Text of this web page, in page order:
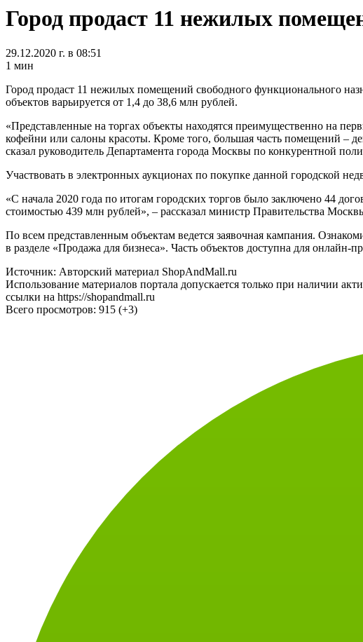
Город продаст 11 нежилых
29.12.2020 г. в 08:51
Город продаст 11 нежилых помещений свободного функционального
«Представленные на торгах объекты находятся преимущественно на
кофейни или салоны красоты. Кроме того, большая часть помещений –
«С начала 2020 года по итогам городских торгов было заключено 44
По всем представленным объектам ведется заявочная кампания.
Источник: Авторский материал ShopAndMall.ru
Использование материалов портала допускается только при наличии
ссылки на https://shopandmall.ru